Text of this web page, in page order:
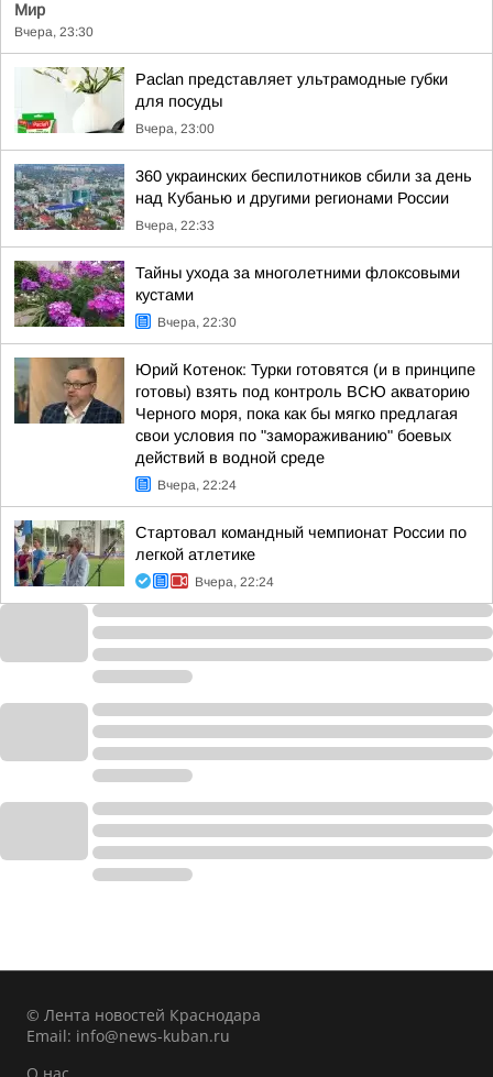
Мир
Вчера, 23:30
Paclan представляет ультрамодные губки
для посуды
Вчера, 23:00
360 украинских беспилотников сбили за день
над Кубанью и другими регионами России
Вчера, 22:33
Тайны ухода за многолетними флоксовыми
кустами
Вчера, 22:30
Юрий Котенок: Турки готовятся (и в принципе
готовы) взять под контроль ВСЮ акваторию
Черного моря, пока как бы мягко предлагая
свои условия по "замораживанию" боевых
действий в водной среде
Вчера, 22:24
Стартовал командный чемпионат России по
легкой атлетике
Вчера, 22:24
© Лента новостей Краснодара
Email: info@news-kuban.ru